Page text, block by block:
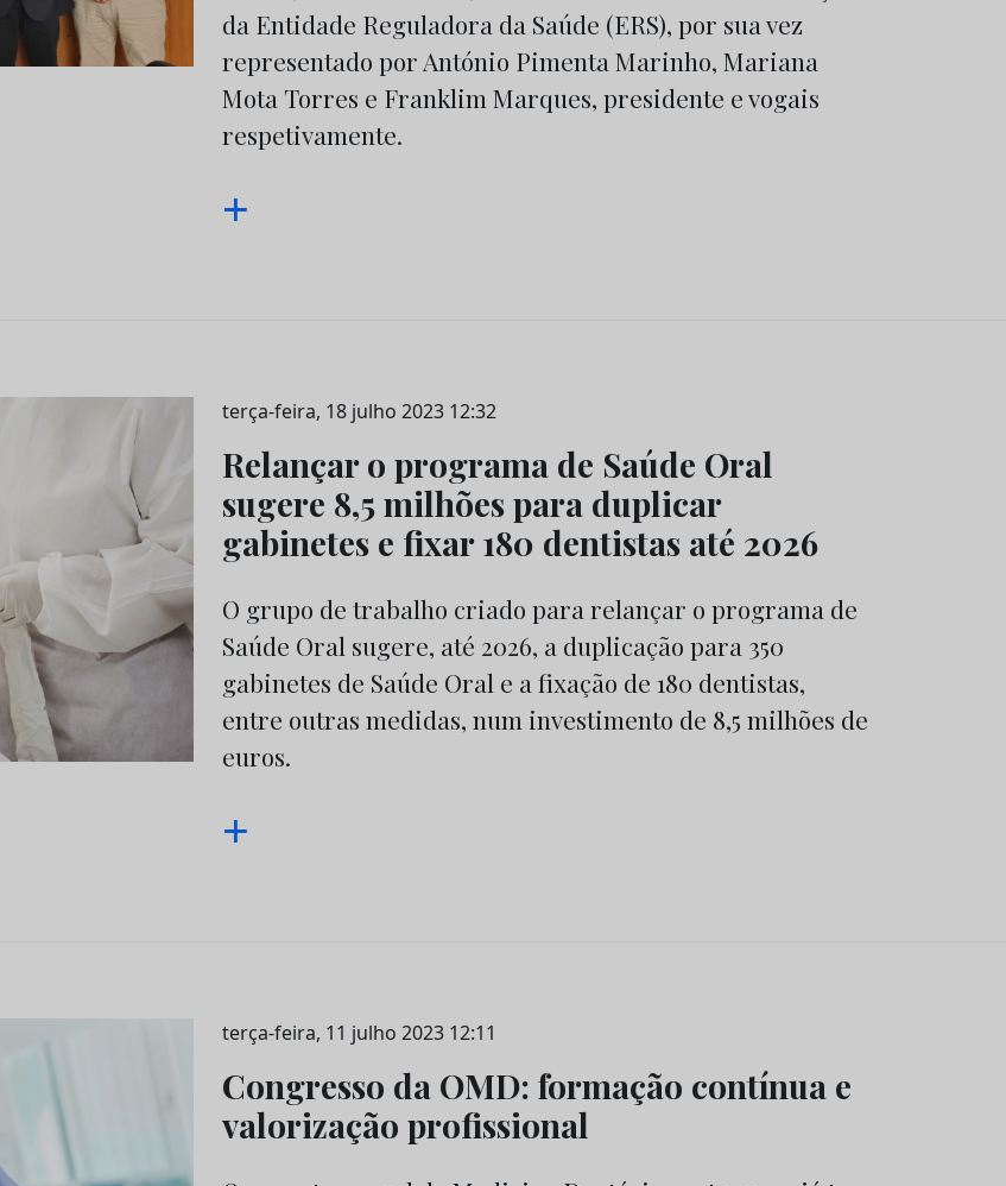
da Entidade Reguladora da Saúde (ERS), por sua vez
representado por António Pimenta Marinho, Mariana
Mota Torres e Franklim Marques, presidente e vogais
respetivamente.
+
terça-feira, 18 julho 2023 12:32
Relançar o programa de Saúde Oral
sugere 8,5 milhões para duplicar
gabinetes e fixar 180 dentistas até 2026
O grupo de trabalho criado para relançar o programa de
Saúde Oral sugere, até 2026, a duplicação para 350
gabinetes de Saúde Oral e a fixação de 180 dentistas,
entre outras medidas, num investimento de 8,5 milhões de
euros.
+
terça-feira, 11 julho 2023 12:11
Congresso da OMD: formação contínua e
valorização profissional